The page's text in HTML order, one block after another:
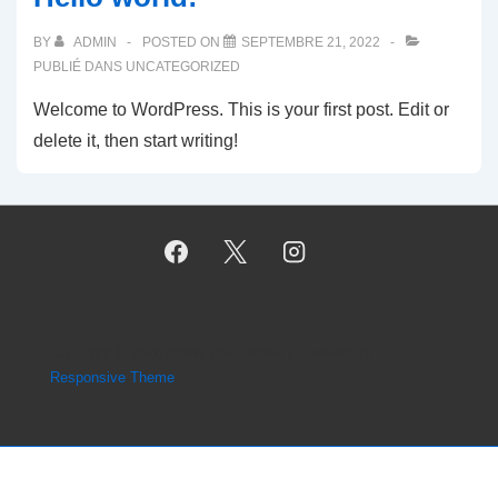
BY ADMIN POSTED ON
SEPTEMBRE 21, 2022
PUBLIÉ DANS UNCATEGORIZED
Welcome to WordPress. This is your first post. Edit or
delete it, then start writing!
Responsive Theme